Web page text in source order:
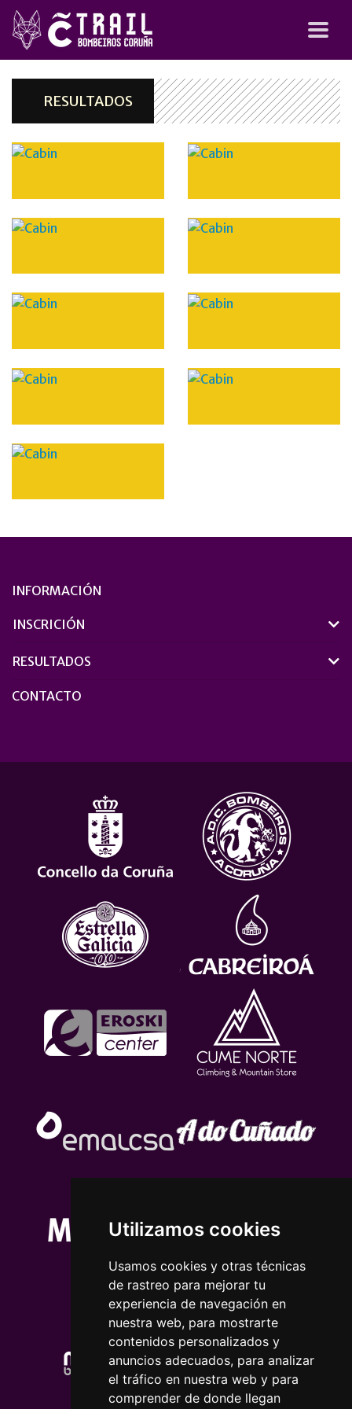
Utilizamos cookies
Usamos cookies y otras técnicas
de rastreo para mejorar tu
experiencia de navegación en
nuestra web, para mostrarte
contenidos personalizados y
anuncios adecuados, para analizar
el tráfico en nuestra web y para
comprender de donde llegan
RESULTADOS
INFORMACIÓN
INSCRICIÓN
RESULTADOS
CONTACTO